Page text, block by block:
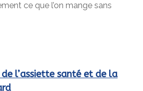
ce que l’on mange sans
l’assiette santé et de la